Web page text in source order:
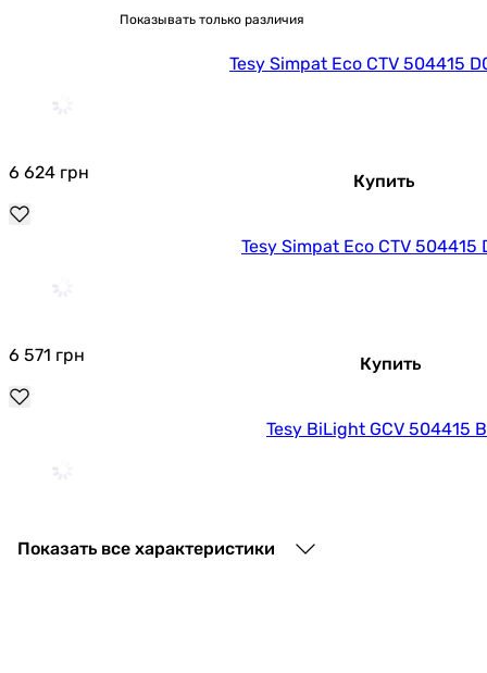
Показывать только различия
Tesy Simpat Eco CTV 504415
6 624 грн Купить
Tesy Simpat Eco CTV 504415
6 571 грн Купить
Tesy BiLight GCV 504415
7 578
Показать все характеристики